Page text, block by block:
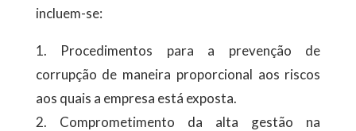
incluem-se:
1. Procedimentos para a prevenção de
corrupção de maneira proporcional aos riscos
aos quais a empresa está exposta.
2. Comprometimento da alta gestão na